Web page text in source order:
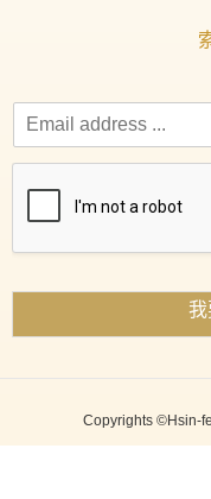
我
Copyrights ©Hsin-